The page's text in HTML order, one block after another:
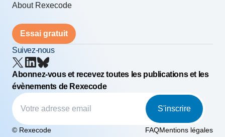
About Rexecode
Essai gratuit
Suivez-nous
Abonnez-vous et recevez toutes les publications et les
évènements de Rexecode
S'inscrire
© Rexecode FAQMentions légales